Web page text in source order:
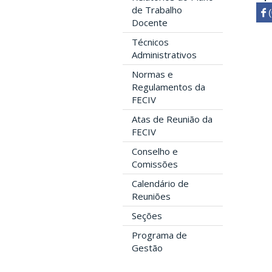
de Trabalho
Docente
Técnicos
Administrativos
Normas e
Regulamentos da
FECIV
Atas de Reunião da
FECIV
Conselho e
Comissões
Calendário de
Reuniões
Seções
Programa de
Gestão
